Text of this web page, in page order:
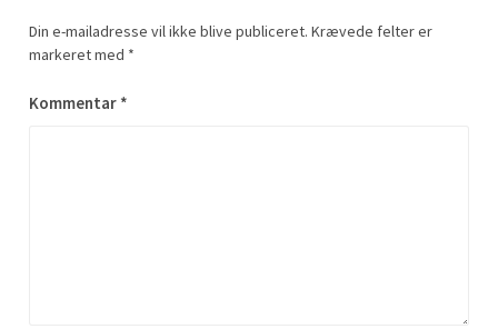
Din e-mailadresse vil ikke blive publiceret. Krævede felter er
markeret med *
Kommentar *